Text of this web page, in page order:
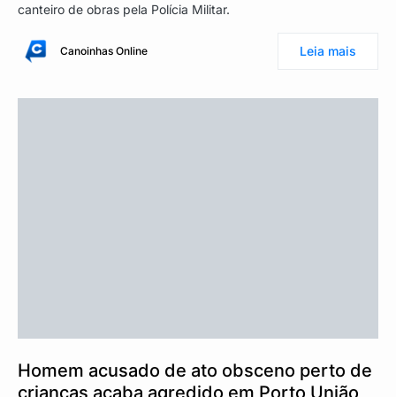
canteiro de obras pela Polícia Militar.
Canoinhas Online Leia mais
Homem acusado de ato obsceno perto de
crianças acaba agredido em Porto União